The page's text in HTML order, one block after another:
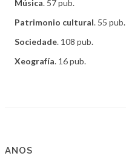
Música. 57 pub.
Patrimonio cultural. 55 pub.
Sociedade. 108 pub.
Xeografía. 16 pub.
ANOS